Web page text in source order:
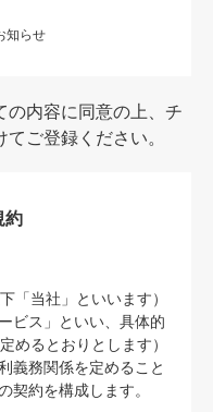
知らせ
内容に同意の上、チ
ご登録ください。
約
「当社」といいます）
ビス」といい、具体的
めるとおりとします）
義務関係を定めること
契約を構成します。